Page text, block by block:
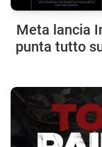
Meta lancia
punta tutto